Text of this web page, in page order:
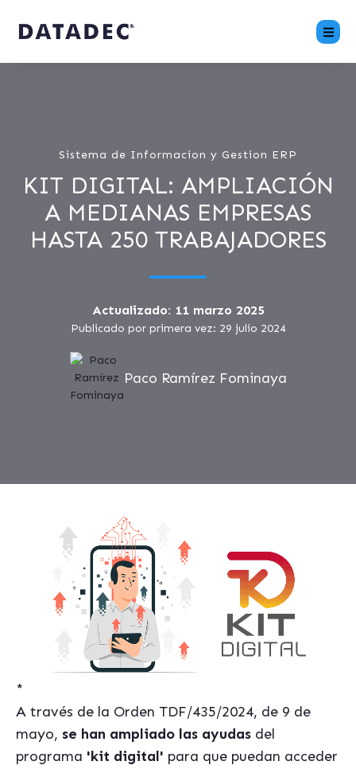
Sistema de Informacion y Gestion ERP
KIT DIGITAL: AMPLIACIÓN
A MEDIANAS EMPRESAS
HASTA 250 TRABAJADORES
Actualizado: 11 marzo 2025
Publicado por primera vez: 29 julio 2024
Paco Ramírez Fominaya
*
A través de la Orden TDF/435/2024, de 9 de
mayo, se han ampliado las ayudas del
programa 'kit digital' para que puedan acceder